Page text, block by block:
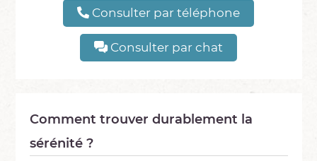
Consulter par téléphone
Consulter par chat
Comment trouver durablement la
sérénité ?